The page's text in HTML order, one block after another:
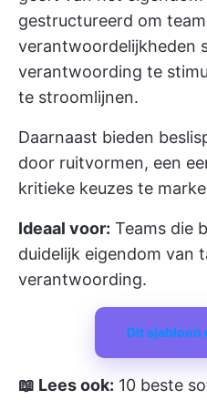
gestructureerd om
verantwoordelijkheden
verantwoording te
te stroomlijnen.
Daarnaast bieden
door ruitvormen, een
kritieke keuzes te
Ideaal voor: Teams die
duidelijk eigendom van
verantwoording.
Dit sjabloon
📖 Lees ook: 10 beste